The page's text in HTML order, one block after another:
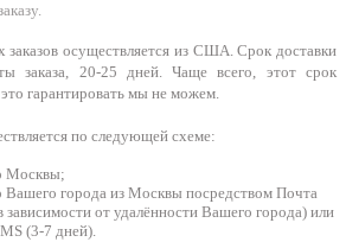
заказов осуществляется из США. Срок доставки
заказа, 20-25 дней. Чаще всего, этот срок
гарантировать мы не можем.
по следующей схеме:
Москвы;
Вашего города из Москвы посредством Почта
зависимости от удалённости Вашего города) или
(3-7 дней).